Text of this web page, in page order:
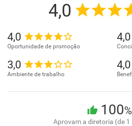
4,0
4,0
Oportunidade de promoção
4,0
3,0
Ambiente de trabalho
4,0
100%
Aprovam a diretoria (de 1